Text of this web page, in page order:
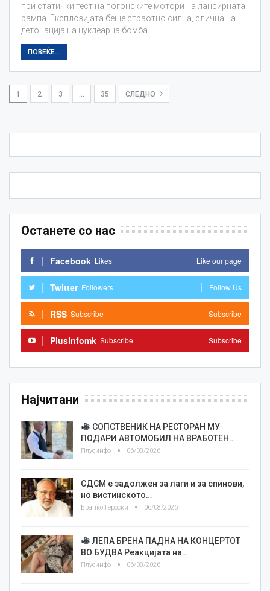
при статички тест на погонските мотори на лансирната
рампа. Експлозијата беше страотно силна, слична на
детонација на нуклеарна бомба.
ПОВЕЌЕ...
1 2 3 35 СЛЕДНО
Останете со нас
Facebook Likes Like our page
Twitter Followers Follow Us
RSS Subscribe Subscribe
Plusinfomk Subscribe Subscribe
Најчитани
СОПСТВЕНИК НА РЕСТОРАН МУ
ПОДАРИ АВТОМОБИЛ НА ВРАБОТЕН…
Плусинфо 06/08/2026
СДСМ е задолжен за лаги и за спинови,
но вистинското…
Бранко Героски 06/08/2026
ЛЕПА БРЕНА ПАДНА НА КОНЦЕРТОТ
ВО БУДВА Реакцијата на…
Плусинфо 06/08/2026